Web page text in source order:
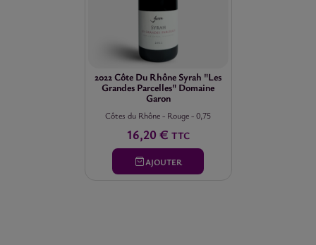
2022 Côte Du Rhône Syrah "Les
Grandes Parcelles" Domaine
Garon
Côtes du Rhône- Rouge-0,75
16,20 € TTC
AJOUTER